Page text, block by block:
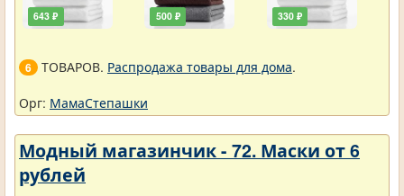
643 ₽ 500 ₽ 330 ₽
6 ТОВАРОВ. Распродажа товары для дома.
Орг: МамаСтепашки
Модный магазинчик - 72. Маски от 6
рублей